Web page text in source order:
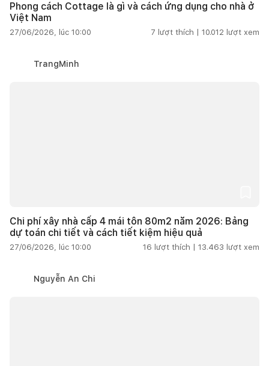
Phong cách Cottage là gì và cách ứng dụng cho nhà ở
Việt Nam
27/06/2026, lúc 10:00 7 lượt thích | 10.012 lượt xem
TrangMinh
Chi phí xây nhà cấp 4 mái tôn 80m2 năm 2026: Bảng
dự toán chi tiết và cách tiết kiệm hiệu quả
27/06/2026, lúc 10:00 16 lượt thích | 13.463 lượt xem
Nguyễn An Chi